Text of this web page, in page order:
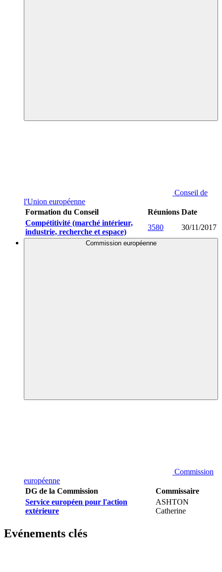
Conseil de
l'Union européenne
Formation du Conseil
Réunions Date
Compétitivité (marché intérieur,
industrie, recherche et espace)
3580 30/11/2017
Commission européenne
Commission
européenne
DG de la Commission
Commissaire
Service européen pour l'action
extérieure
ASHTON
Catherine
Evénements clés